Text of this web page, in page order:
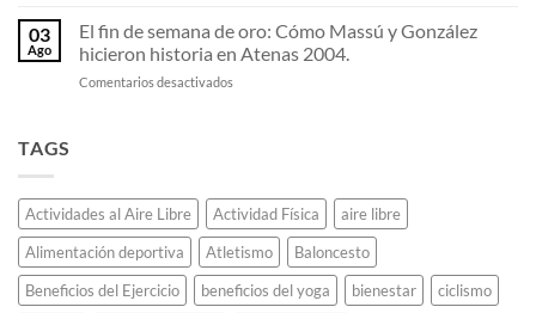
circuito
ATP.
griego
que
42
militar
y
murió.
Las
claves
del
llevaron
a
la
élite
mundial.
03
Ago
El fin de semana de oro: Cómo Massú y González
hicieron historia en Atenas 2004.
Comentarios desactivados
oro:
Cómo
Massú
y
González
hicieron
TAGS
Actividades al Aire Libre Actividad Física
aire libre
Alimentación deportiva
Atletismo
Baloncesto
Beneficios del Ejercicio
beneficios del yoga bienestar
ciclismo